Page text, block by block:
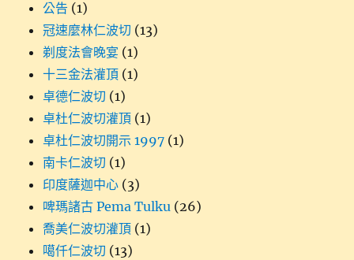
公告 (1)
冠速麼林仁波切 (13)
剃度法會晚宴 (1)
十三金法灌頂 (1)
卓德仁波切 (1)
卓杜仁波切灌頂 (1)
卓杜仁波切開示 1997 (1)
南卡仁波切 (1)
印度薩迦中心 (3)
啤瑪諸古 Pema Tulku (26)
喬美仁波切灌頂 (1)
噶仟仁波切 (13)